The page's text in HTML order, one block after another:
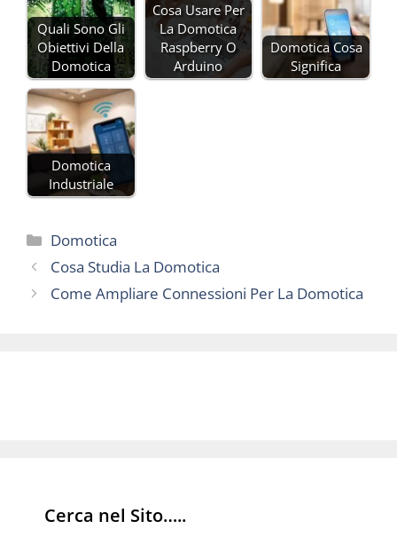
Quali Sono Gli
Obiettivi Della
Domotica
Cosa Usare Per
La Domotica
Raspberry O
Arduino
Domotica Cosa
Significa
Domotica
Industriale
Categorie
Domotica
Cosa Studia La Domotica
Come Ampliare Connessioni Per La Domotica
Cerca nel Sito…..